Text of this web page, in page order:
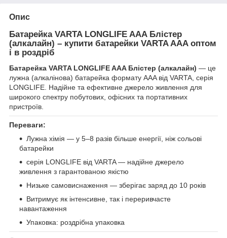
Опис
Батарейка VARTA LONGLIFE AAA Блістер
(алкалайн) – купити батарейки VARTA AAA оптом
і в роздріб
Батарейка VARTA LONGLIFE AAA Блістер (алкалайн) — це
лужна (алкалінова) батарейка формату AAA від VARTA, серія
LONGLIFE. Надійне та ефективне джерело живлення для
широкого спектру побутових, офісних та портативних
пристроїв.
Переваги:
Лужна хімія — у 5–8 разів більше енергії, ніж сольові
батарейки
серія LONGLIFE від VARTA — надійне джерело
живлення з гарантованою якістю
Низьке самовиснаження — зберігає заряд до 10 років
Витримує як інтенсивне, так і переривчасте
навантаження
Упаковка: роздрібна упаковка